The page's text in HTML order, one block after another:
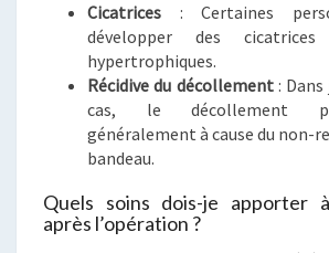
Cicatrices : Certaines
développer des
hypertrophiques.
Récidive du décollement: Dans
cas, le décollement
généralement à cause du non-
bandeau.
Quels soins dois-je apporter
après l’opération ?